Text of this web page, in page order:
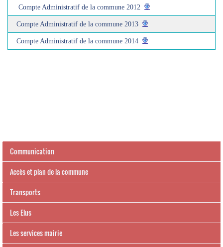
Compte Administratif de la commune 2012
Compte Administratif de la commune 2013
Compte Administratif de la commune 2014
Communication
Accès et plan de la commune
Transports
Les Elus
Les services mairie